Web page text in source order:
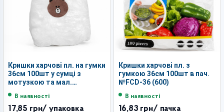
Кришки харчові пл. на гумки
36см 100шт у сумці з
мотузкою та мал.
(1200)
В наявності
17,85 грн/ упаковка
Кришки харчові пл. з
гумкою 36см 100шт в пач.
№FCD-36 (600)
В наявності
16,83 грн/ пачка